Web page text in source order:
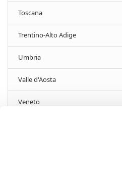
Toscana
Trentino-Alto Adige
Umbria
Valle d'Aosta
Veneto
Agenzie Gattinoni: anni